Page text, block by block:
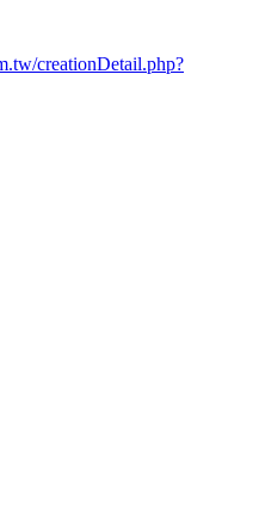
creationDetail.php?